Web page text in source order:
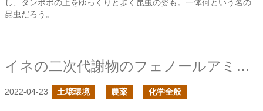
し、タンポポの上をゆっくりと歩く昆虫の姿も。一体何という名の
昆虫だろう。
イネの二次代謝物のフェノールアミドを調べてみた
2022-04-23 土壌環境 農薬 化学全般